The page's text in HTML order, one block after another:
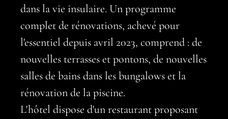
dans la vie insulaire. Un programme
complet de rénovations, achevé pour
l'essentiel depuis avril 2023, comprend : de
nouvelles terrasses et pontons, de nouvelles
salles de bains dans les bungalows et la
rénovation de la piscine.
L'hôtel dispose d'un restaurant proposant